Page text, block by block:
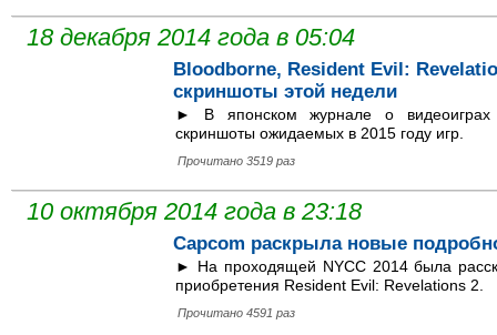
18 декабря 2014 года в 05:04
Bloodborne, Resident Evil:
скриншоты этой недели
► В японском журнале о видеоиграх
скриншоты ожидаемых в 2015 году игр.
Прочитано 3519 раз
10 октября 2014 года в 23:18
Capcom раскрыла новые
► На проходящей NYCC 2014 была
приобретения Resident Evil: Revelations 2.
Прочитано 4591 раз